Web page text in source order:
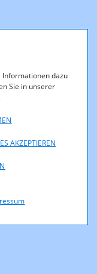
Informationen dazu
Sie in unserer
AKZEPTIEREN
des
des
Button in